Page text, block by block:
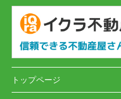
トップページ